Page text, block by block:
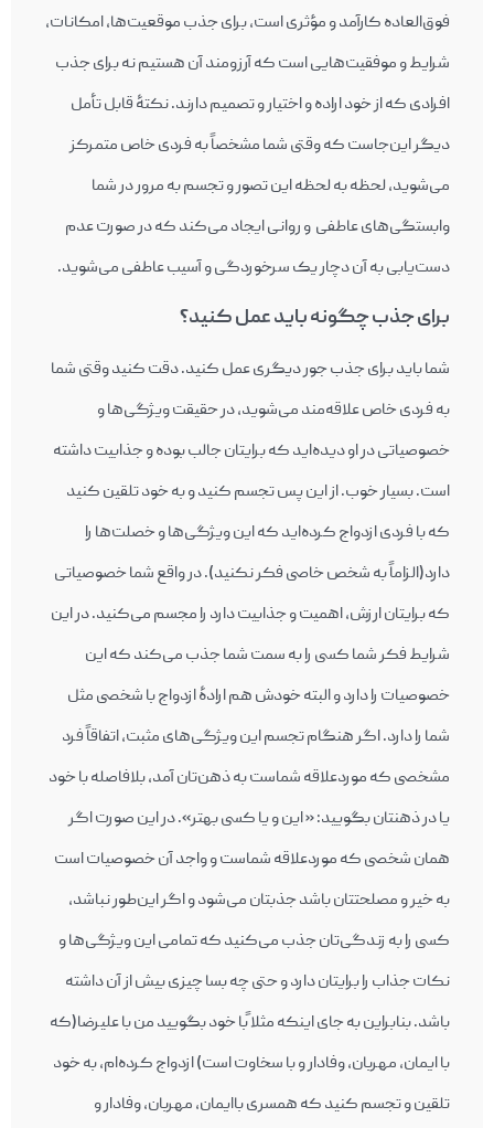
فوق‌العاده کارآمد و مؤثری است، برای جذب موقعیت‌ها، امکانات،
شرایط و موفقیت‌هایی است که آرزومند آن هستیم نه برای جذب
افرادی که از خود اراده و اختیار و تصمیم دارند. نکتۀ قابل تأمل
دیگر این‌جاست که وقتی شما مشخصاً به فردی خاص متمرکز
می‌شوید، لحظه به لحظه این تصور و تجسم به مرور در شما
وابستگی‌های عاطفی و روانی ایجاد می‌کند که در صورت عدم
دست‌یابی به آن دچار یک سرخوردگی و آسیب عاطفی می‌شوید.
برای جذب چگونه باید عمل کنید؟
شما باید برای جذب جور دیگری عمل کنید. دقت کنید وقتی شما
به فردی خاص علاقه‌‎‌مند می‌شوید، در حقیقت ویژگی‌ها و
خصوصیاتی در او دیده‌‎اید که برایتان جالب بوده و جذابیت داشته
است. بسیار خوب. از این پس تجسم کنید و به خود تلقین کنید
که با فردی ازدواج کرده‌‎اید که این ویژگی‌‎ها و خصلت‌ها را
دارد(الزاماً به شخص خاصی فکر نکنید). در واقع شما خصوصیاتی
که برایتان ارزش، اهمیت و جذابیت دارد را مجسم می‌کنید. در این
شرایط فکر شما کسی را به سمت شما جذب می‌کند که این
خصوصیات را دارد و البته خودش هم ارادۀ ازدواج با شخصی مثل
شما را دارد. اگر هنگام تجسم این ویژگی‌های مثبت، اتفاقاً فرد
مشخصی که موردعلاقه شماست به ذهن‌تان آمد، بلافاصله با خود
یا در ذهنتان بگویید: « این و یا کسی بهتر». در این صورت اگر
همان شخصی که موردعلاقه شماست و واجد آن خصوصیات است
به خیر و مصلحت‎تان باشد جذب‎تان می‌شود و اگر این‌طور نباشد،
کسی را به زندگی‌تان جذب می‌‎کنید که تمامی این ویژگی‌‎ها و
نکات جذاب را برایتان دارد و حتی چه بسا چیزی بیش از آن داشته
باشد. بنابراین به جای اینکه مثلا ًبا خود بگویید من با علیرضا(که
با ایمان، مهربان، وفادار و با سخاوت است) ازدواج کرده‌‎ام، به خود
تلقین و تجسم کنید که همسری باایمان، مهربان، وفادار و